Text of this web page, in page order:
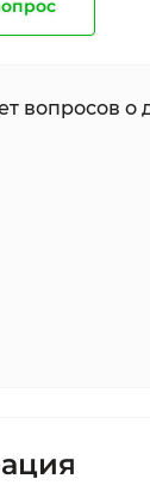
вопросов о